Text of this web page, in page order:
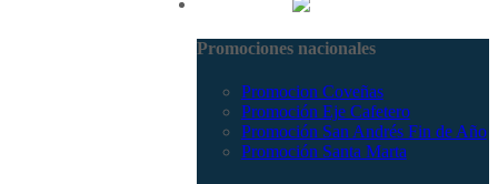
Promociones nacionales
Promocion Coveñas
Promoción Eje Cafetero
Promoción San Andrés Fin de Año
Promoción Santa Marta